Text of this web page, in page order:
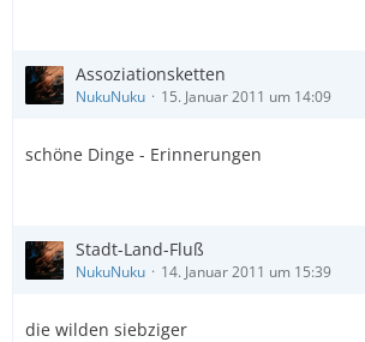
Assoziationsketten
NukuNuku 15. Januar 2011 um 14:09
schöne Dinge - Erinnerungen
Stadt-Land-Fluß
NukuNuku 14. Januar 2011 um 15:39
die wilden siebziger